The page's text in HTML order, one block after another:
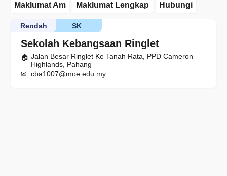
Maklumat Am Maklumat Lengkap Hubungi
Sekolah Kebangsaan Ringlet
SK
Rendah
Jalan Besar Ringlet Ke Tanah Rata, PPD Cameron
Highlands, Pahang
cba1007@moe.edu.my